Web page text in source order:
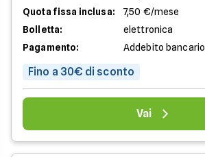
Quota fissa inclusa:
7,50 €/mese
Bolletta:
elettronica
Pagamento:
Addebito bancario
Fino a 30€ di sconto
Vai